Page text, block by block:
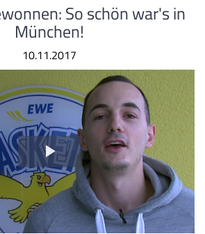
So schön war's in
München!
10.11.2017
Video
abspielen